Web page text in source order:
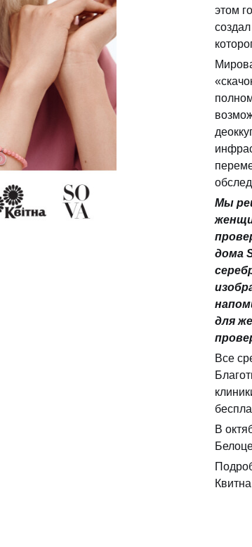
этом
Мы
дома
для
Все
В